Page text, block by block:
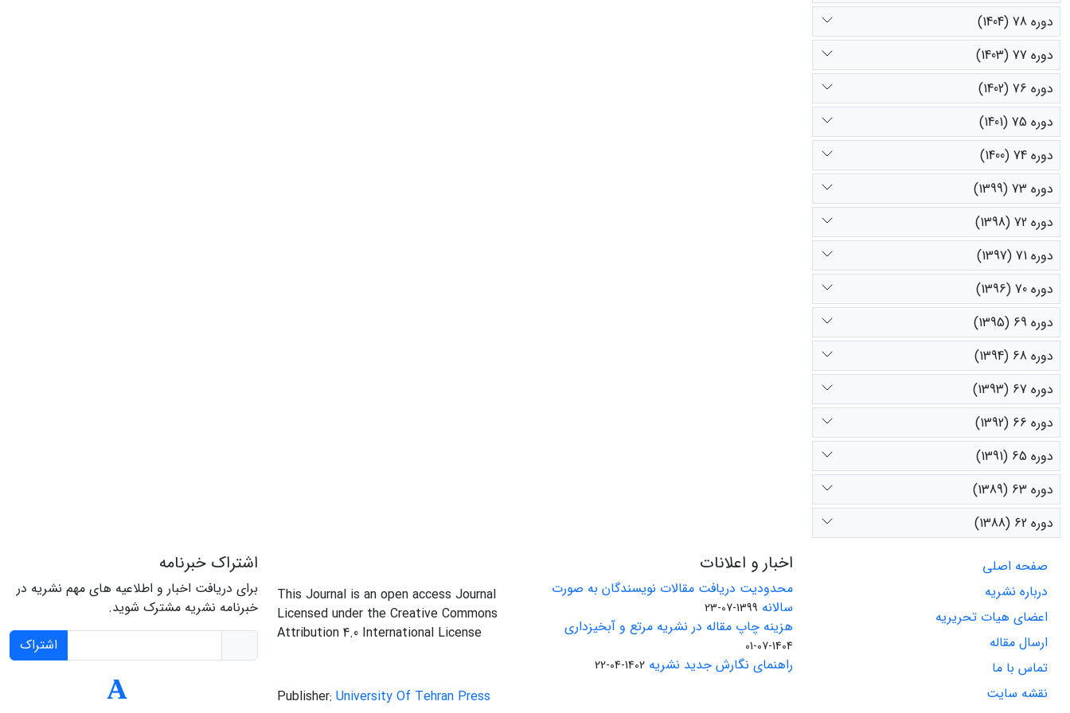
دوره 78 (1404)
دوره 77 (1403)
دوره 76 (1402)
دوره 75 (1401)
دوره 74 (1400)
دوره 73 (1399)
دوره 72 (1398)
دوره 71 (1397)
دوره 70 (1396)
دوره 69 (1395)
دوره 68 (1394)
دوره 67 (1393)
دوره 66 (1392)
دوره 65 (1391)
دوره 63 (1389)
دوره 62 (1388)
صفحه اصلی
درباره نشریه
اعضای هیات تحریریه
ارسال مقاله
تماس با ما
نقشه سایت
اخبار و اعلانات
محدودیت دریافت مقالات نویسندگان به صورت
سالانه 1399-07-23
هزینه چاپ مقاله در نشریه مرتع و آبخیزداری
1404-07-01
راهنمای نگارش جدید نشریه 1402-04-22
This Journal is an open access Journal
Licensed under the Creative Commons
Attribution 4.0 International License
Publisher: University Of Tehran Press
اشتراک خبرنامه
برای دریافت اخبار و اطلاعیه های مهم نشریه در
خبرنامه نشریه مشترک شوید.
اشتراک